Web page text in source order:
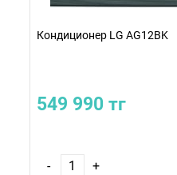
Кондиционер LG AG12BK
549 990 тг
- +